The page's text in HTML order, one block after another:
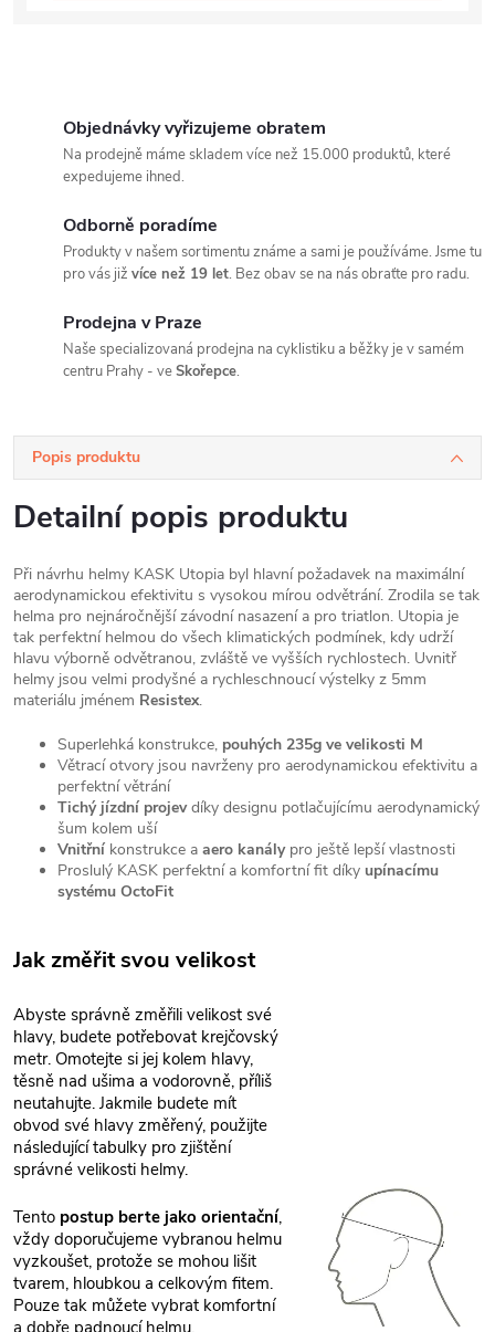
Objednávky vyřizujeme obratem
Na prodejně máme skladem více než 15.000 produktů, které
expedujeme ihned.
Odborně poradíme
Produkty v našem sortimentu známe a sami je používáme. Jsme tu
pro vás již více než 19 let. Bez obav se na nás obraťte pro radu.
Prodejna v Praze
Naše specializovaná prodejna na cyklistiku a běžky je v samém
centru Prahy - veSkořepce.
Popis produktu
Detailní popis produktu
Při návrhu helmy KASK Utopia byl hlavní požadavek na maximální
aerodynamickou efektivitu s vysokou mírou odvětrání. Zrodila se tak
helma pro nejnáročnější závodní nasazení a pro triatlon. Utopia je
tak perfektní helmou do všech klimatických podmínek, kdy udrží
hlavu výborně odvětranou, zvláště ve vyšších rychlostech. Uvnitř
helmy jsou velmi prodyšné a rychleschnoucí výstelky z 5mm
materiálu jménem Resistex.
Superlehká konstrukce, pouhých 235g ve velikosti M
Větrací otvory jsou navrženy pro aerodynamickou efektivitu a
perfektní větrání
Tichý jízdní projevdíky designu potlačujícímu aerodynamický
šum kolem uší
Vnitřní konstrukce a aero kanálypro ještě lepší vlastnosti
Proslulý KASK perfektní a komfortní fit díky upínacímu
systému OctoFit
Jak změřit svou velikost
Abyste správně změřili velikost své
hlavy, budete potřebovat krejčovský
metr. Omotejte si jej kolem hlavy,
těsně nad ušima a vodorovně, příliš
neutahujte. Jakmile budete mít
obvod své hlavy změřený, použijte
následující tabulky pro zjištění
správné velikosti helmy.
Tento postup berte jako orientační,
vždy doporučujeme vybranou helmu
vyzkoušet, protože se mohou lišit
tvarem, hloubkou a celkovým fitem.
Pouze tak můžete vybrat komfortní
a dobře padnoucí helmu.